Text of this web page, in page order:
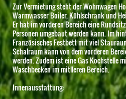
Zur Vermietung steht der Wohnwagen
Warmwasser Boiler, Kühlschrank und
Er hat im vorderen Bereich eine
Personen umgebaut werden kann. Im
Französisches Festbett mit viel
Schalraum kann von dem vorderen
werden. Zudem ist eine Gas Kochstelle
Waschbecken im mitlleren Bereich.
Innenausstattung: